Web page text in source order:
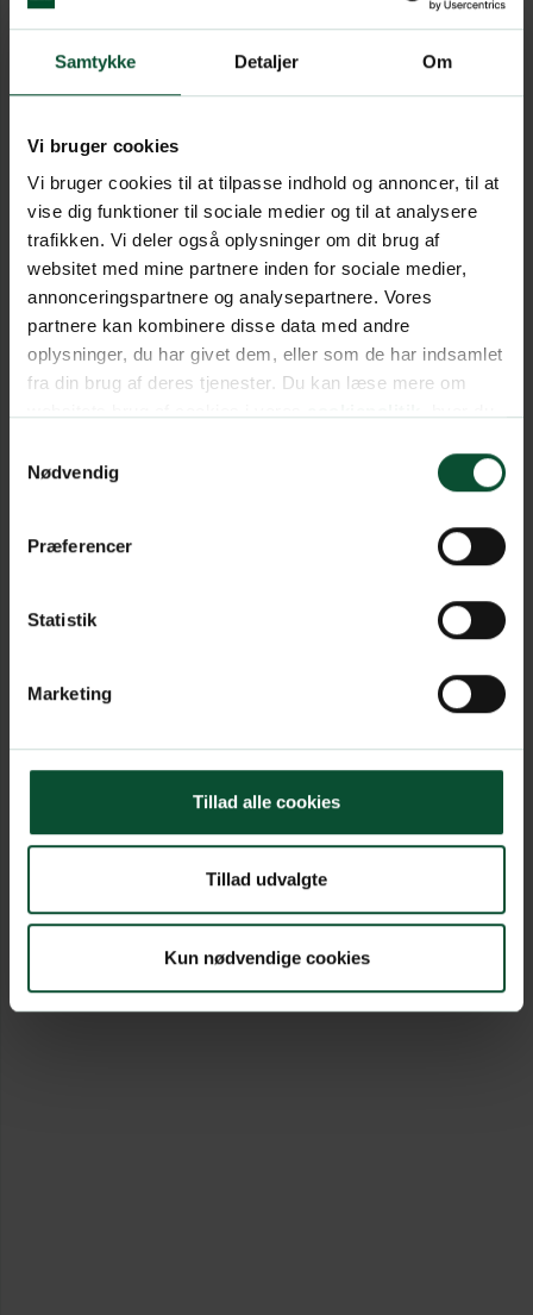
Samtykke Detaljer Om
Vi bruger cookies
Vi bruger cookies til at tilpasse indhold og annoncer, til at
vise dig funktioner til sociale medier og til at analysere
trafikken. Vi deler også oplysninger om dit brug af
websitet med mine partnere inden for sociale medier,
annonceringspartnere og analysepartnere. Vores
partnere kan kombinere disse data med andre
oplysninger, du har givet dem, eller som de har indsamlet
fra din brug af deres tjenester. Du kan læse mere om
Nødvendig
Præferencer
Statistik
Marketing
Tillad alle cookies
Tillad udvalgte
Kun nødvendige cookies